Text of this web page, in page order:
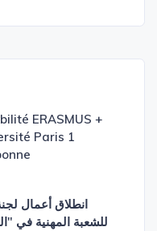
ERASMUS +
Paris 1
​انطلاق أعمال
للشعبة المهنية في